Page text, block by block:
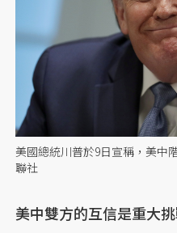
美國總統川普於9日宣稱，美中
聯社
美中雙方的互信是重大